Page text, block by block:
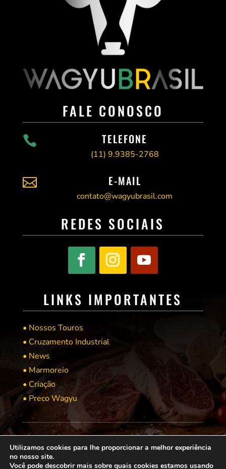
FALE CONOSCO
 TELEFONE
(11) 9.9385-2768
 E-MAIL
contato@wagyubrasil.com
REDES SOCIAIS
LINKS IMPORTANTES
• Nossos Touros
• Cruzamento Industrial
• News
• Marmoreio
• Criação
• Preco Wagyu
Utilizamos cookies para lhe proporcionar a melhor experiência
no nosso site.
Você pode descobrir mais sobre quais cookies estamos usando